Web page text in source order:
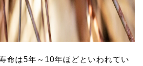
命は5年～10年ほどといわれてい